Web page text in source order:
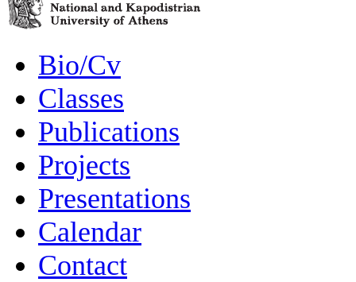
Bio/Cv
Classes
Publications
Projects
Presentations
Calendar
Contact